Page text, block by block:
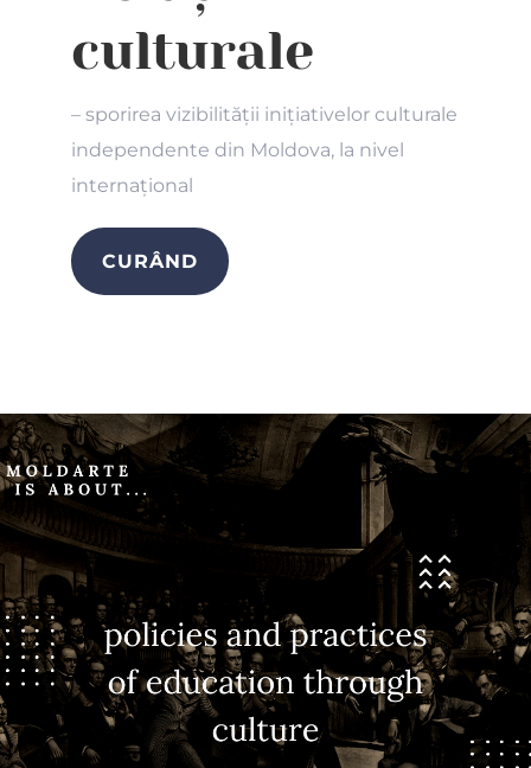
culturale
– sporirea vizibilității inițiativelor culturale
independente din Moldova, la nivel
internațional
CURÂND